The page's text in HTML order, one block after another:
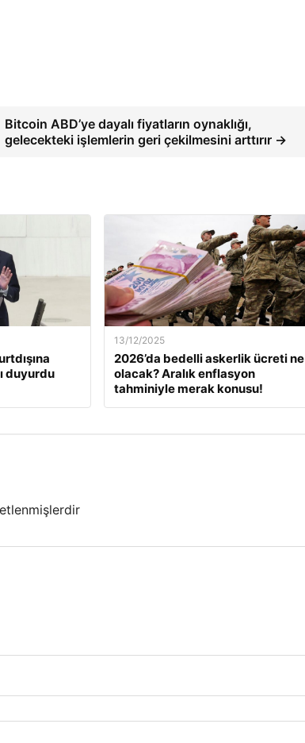
Bitcoin ABD’ye dayalı fiyatların oynaklığı,
gelecekteki işlemlerin geri çekilmesini arttırır →
duyurdu
13/12/2025
2026’da bedelli askerlik ücreti ne
olacak? Aralık enflasyon
tahminiyle merak konusu!